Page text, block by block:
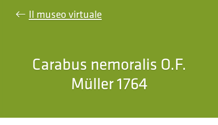
Il museo virtuale
Carabus nemoralis O.F.
Müller 1764